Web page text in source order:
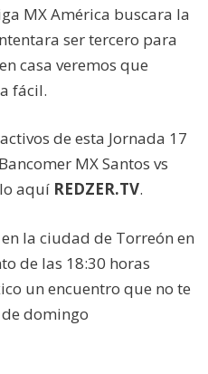
MX América buscara la
ser tercero para
casa veremos que
fácil.
de esta Jornada 17
MX Santos vs
aquí REDZER.TV.
la ciudad de Torreón en
de las 18:30 horas
un encuentro que no te
domingo